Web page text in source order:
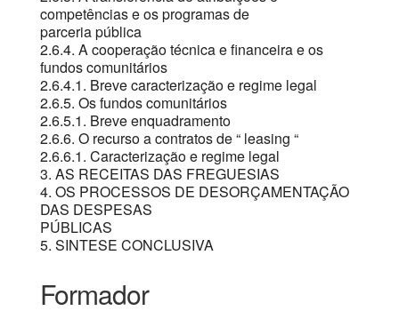
competências e os programas de
parceria pública
2.6.4. A cooperação técnica e financeira e os
fundos comunitários
2.6.4.1. Breve caracterização e regime legal
2.6.5. Os fundos comunitários
2.6.5.1. Breve enquadramento
2.6.6. O recurso a contratos de “ leasing “
2.6.6.1. Caracterização e regime legal
3. AS RECEITAS DAS FREGUESIAS
4. OS PROCESSOS DE DESORÇAMENTAÇÃO
DAS DESPESAS
PÚBLICAS
5. SINTESE CONCLUSIVA
Formador